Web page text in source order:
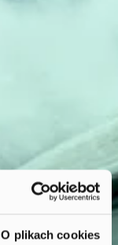
O plikach cookies